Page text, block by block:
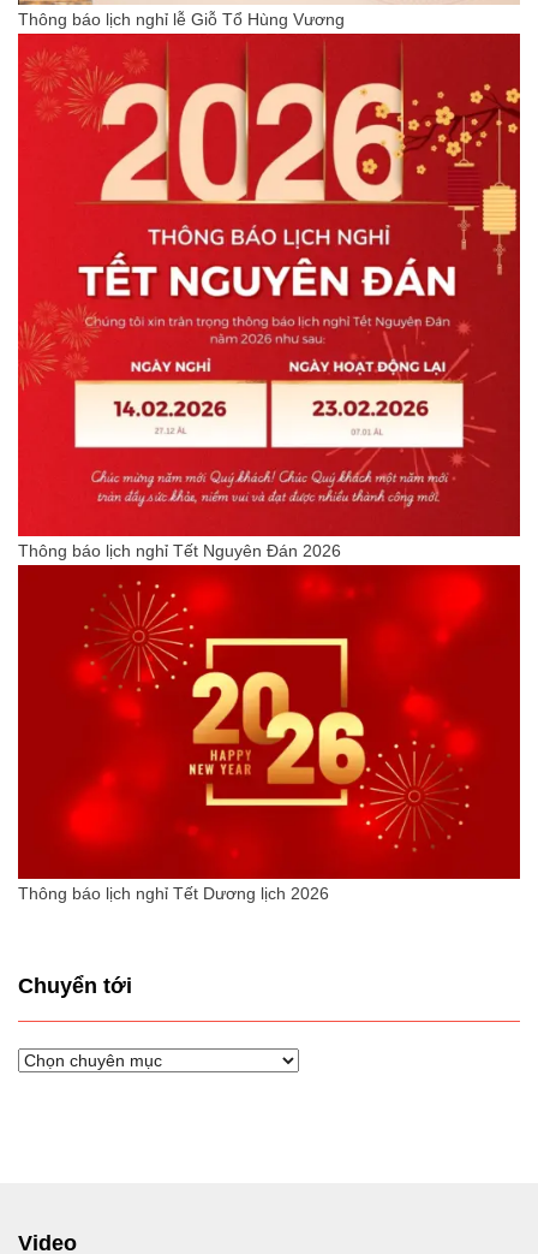
Thông báo lịch nghỉ lễ Giỗ Tổ Hùng Vương
Thông báo lịch nghỉ Tết Nguyên Đán 2026
Thông báo lịch nghỉ Tết Dương lịch 2026
Chuyển tới
Chuyển
Video